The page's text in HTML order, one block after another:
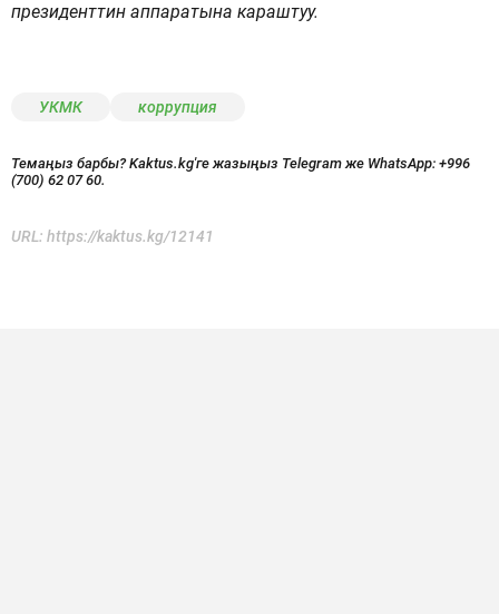
президенттин аппаратына караштуу.
УКМК коррупция
Темаңыз барбы? Kaktus.kg'ге жазыңыз Telegram же WhatsApp: +996
(700) 62 07 60.
URL: https://kaktus.kg/12141